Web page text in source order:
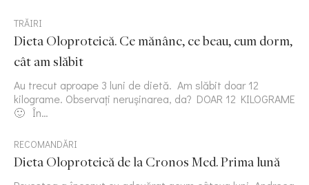
TRĂIRI
Dieta Oloproteică. Ce mănânc, ce beau, cum dorm,
cât am slăbit
Au trecut aproape 3 luni de dietă. Am slăbit doar 12
kilograme. Observați nerușinarea, da? DOAR 12 KILOGRAME
🙂 În…
RECOMANDĂRI
Dieta Oloproteică de la Cronos Med. Prima lună